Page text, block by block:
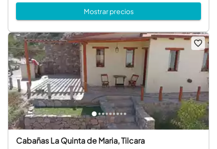
Mostrar precios
Cabañas La Quinta de Maria, Tilcara